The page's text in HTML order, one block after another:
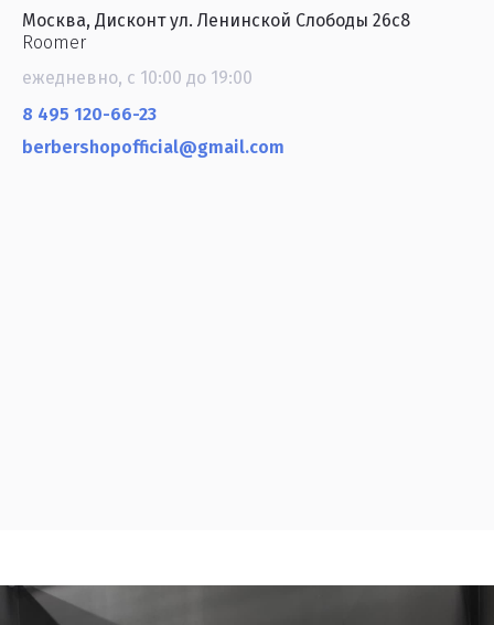
Москва, Дисконт ул. Ленинской Слободы 26с8
Roomer
ежедневно, с 10:00 до 19:00
8 495 120-66-23
berbershopofficial@gmail.com